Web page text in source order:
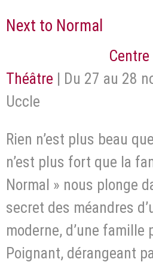
Next to Normal
Théâtre
Uccle
Rien n’est plus beau
n’est plus fort que la
Normal » nous plonge
secret des méandres
moderne, d’une famille
Poignant, dérangeant